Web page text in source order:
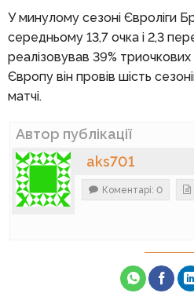
У минулому сезоні Євроліги
середньому 13,7 очка і 2,3
реалізовував 39%
Європу він провів шість
матчі.
Автор публікації
aks701
Коментарі: 0